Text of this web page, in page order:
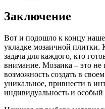
Заключение
Вот и подошло к концу
укладке мозаичной плитки.
задача для каждого, кто
внимание. Мозаика – это не
возможность создать в
уникальное, привнести в
индивидуальность и